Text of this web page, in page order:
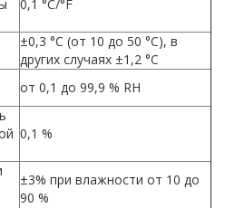
0,1 °С/°F
±0,3 °С (от 10 до 50 °С), в
других случаях ±1,2 °С
от 0,1 до 99,9 % RH
0,1 %
±3% при влажности от 10 до
90 %